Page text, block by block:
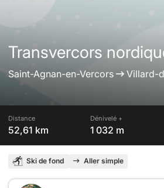
Transvercors
Saint-Agnan-en-Vercors Villard-
Distance
52,61 km
Dénivelé +
1 032 m
Ski de fond Aller simple